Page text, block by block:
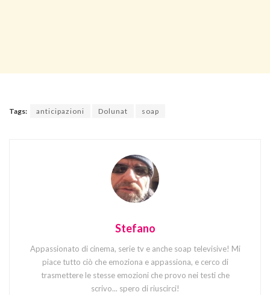
Tags: anticipazioni Dolunat soap
Stefano
Appassionato di cinema, serie tv e anche soap televisive! Mi
piace tutto ciò che emoziona e appassiona, e cerco di
trasmettere le stesse emozioni che provo nei testi che
scrivo... spero di riuscirci!